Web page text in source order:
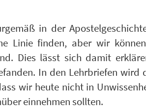
in der
Linie finden, aber wir
Dies lässt sich damit
In den Lehrbriefen wird
wir heute nicht in
einnehmen sollten.